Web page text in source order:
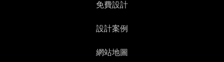
免費設計
設計案例
網站地圖